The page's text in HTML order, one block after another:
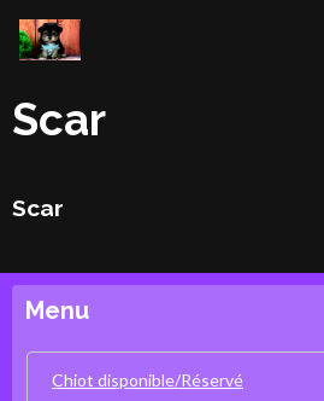
Scar
Scar
Menu
Chiot disponible/Réservé